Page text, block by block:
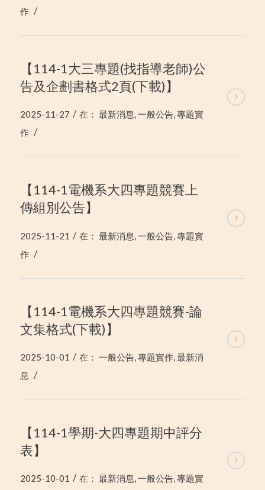
作 /
【114-1大三專題(找指導老師)公
告及企劃書格式2頁(下載)】
2025-11-27 / 在： 最新消息,一般公告,專題實
作 /
【114-1電機系大四專題競賽上
傳組別公告】
2025-11-21 / 在： 最新消息,一般公告,專題實
作 /
【114-1電機系大四專題競賽-論
文集格式(下載)】
2025-10-01 / 在： 一般公告,專題實作,最新消
息 /
【114-1學期-大四專題期中評分
表】
2025-10-01 / 在： 最新消息,一般公告,專題實